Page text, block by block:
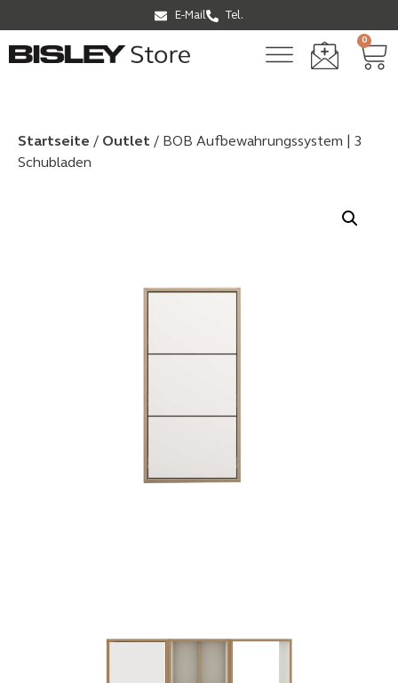
E-Mail Tel.
0
Startseite / Outlet / BOB Aufbewahrungssystem | 3
Schubladen